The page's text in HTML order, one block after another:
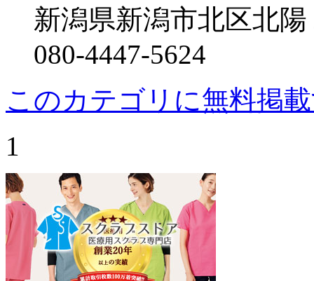
新潟県新潟市北区北
080-4447-5624
このカテゴリに無料掲
1